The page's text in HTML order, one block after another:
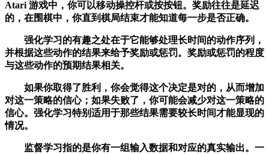
Atari 游戏中，你可以移动操控杆或按按钮。奖励往往是延迟
的，在围棋中，你直到棋局结束才能知道每一步是否正确。
强化学习的有趣之处在于它能够处理长时间的动作序列，
并根据这些动作的结果来给予奖励或惩罚。奖励或惩罚的程度
与这些动作的预期结果相关。
如果你取得了胜利，你会觉得这个决定是对的，从而增加
对这一策略的信心；如果失败了，你可能会减少对这一策略的
信心。强化学习特别适用于那些结果需要较长时间才能显现的
情况。
监督学习指的是你有一组输入数据和对应的真实输出。一